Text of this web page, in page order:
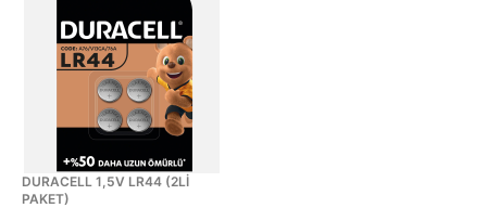
DURACELL 1,5V LR44 (2Lİ
PAKET)